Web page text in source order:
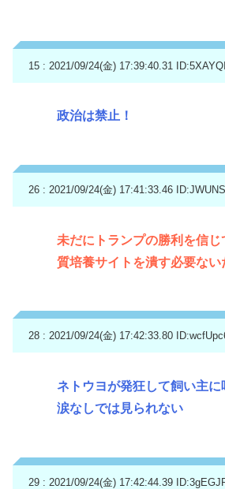
15 : 2021/09/24(金) 17:39:40.31
政治は禁止！
26 : 2021/09/24(金) 17:41:33.46
未だにトランプの勝利を信
質培養サイトを潰す必要ない
28 : 2021/09/24(金) 17:42:33.80
ネトウヨが発狂して飼い主に
涙なしでは見られない
29 : 2021/09/24(金) 17:42:44.39